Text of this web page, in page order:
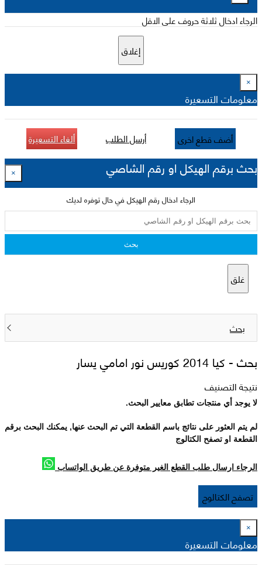
الرجاء ادخال ثلاثة حروف على الاقل
إغلاق
×
معلومات التسعيرة
أضف قطع اخرى أرسل الطلب ألغاء التسعيرة
بحث برقم الهيكل او رقم الشاصي ×
الرجاء ادخال رقم الهيكل في حال توفره لديك
بحث
غلق
بحث
بحث - كيا 2014 كوريس نور امامي يسار
نتيجة التصنيف
لا يوجد أي منتجات تطابق معايير البحث.
لم يتم العثور على نتائج باسم القطعة التي تم البحث عنها, يمكنك البحث برقم
القطعة او تصفح الكتالوج
الرجاء ارسال طلب القطع الغير متوفرة عن طريق الواتساب
تصفح الكتالوج
×
معلومات التسعيرة